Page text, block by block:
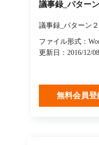
議事録_パター
議事録_パターン
ファイル形式：
更新日：2016/12/08
無料会員